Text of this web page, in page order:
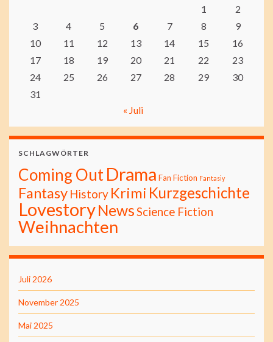
1
2
3
4 5 6 7 8
9
10
11 12 13 14 15
16
17
18 19 20 21 22
23
24
25 26 27 28 29
30
31
« Juli
SCHLAGWÖRTER
Coming OutDrama Fan Fiction Fantasiy
Fantasy History Krimi Kurzgeschichte
LovestoryNewsScience Fiction
Weihnachten
Juli 2026
November 2025
Mai 2025